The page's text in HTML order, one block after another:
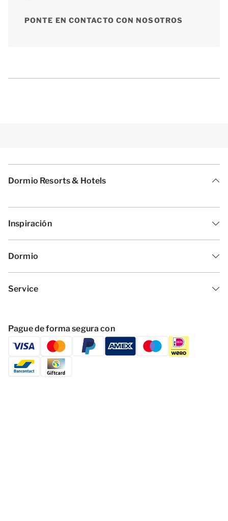
PONTE EN CONTACTO CON NOSOTROS
Dormio Resorts & Hotels
Inspiración
Dormio
Service
Pague de forma segura con